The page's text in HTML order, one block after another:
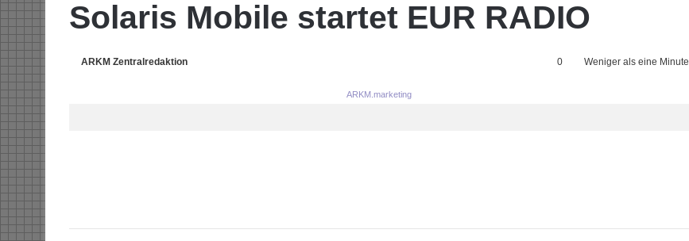
Solaris Mobile startet EUR RADIO
ARKM Zentralredaktion 0 Weniger als eine Minute
ARKM.marketing